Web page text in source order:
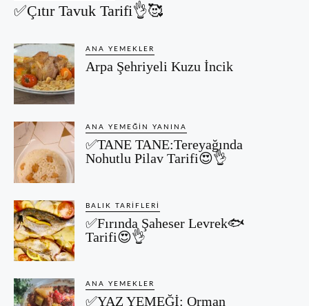
✅Çıtır Tavuk Tarifi👌🥰
ANA YEMEKLER
Arpa Şehriyeli Kuzu İncik
ANA YEMEĞIN YANINA
✅TANE TANE:Tereyağında
Nohutlu Pilav Tarifi😍👌
BALIK TARIFLERI
✅Fırında Şaheser Levrek🐟
Tarifi😍👌
ANA YEMEKLER
✅YAZ YEMEĞİ: Orman